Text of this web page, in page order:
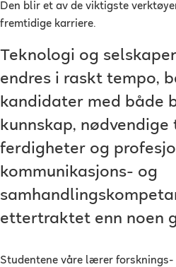
Den blir et av de viktigste
fremtidige karriere.
Teknologi og
endres i raskt tempo,
kandidater med både
kunnskap, nødvendige
ferdigheter og
kommunikasjons- og
ettertraktet enn noen
Studentene våre lærer